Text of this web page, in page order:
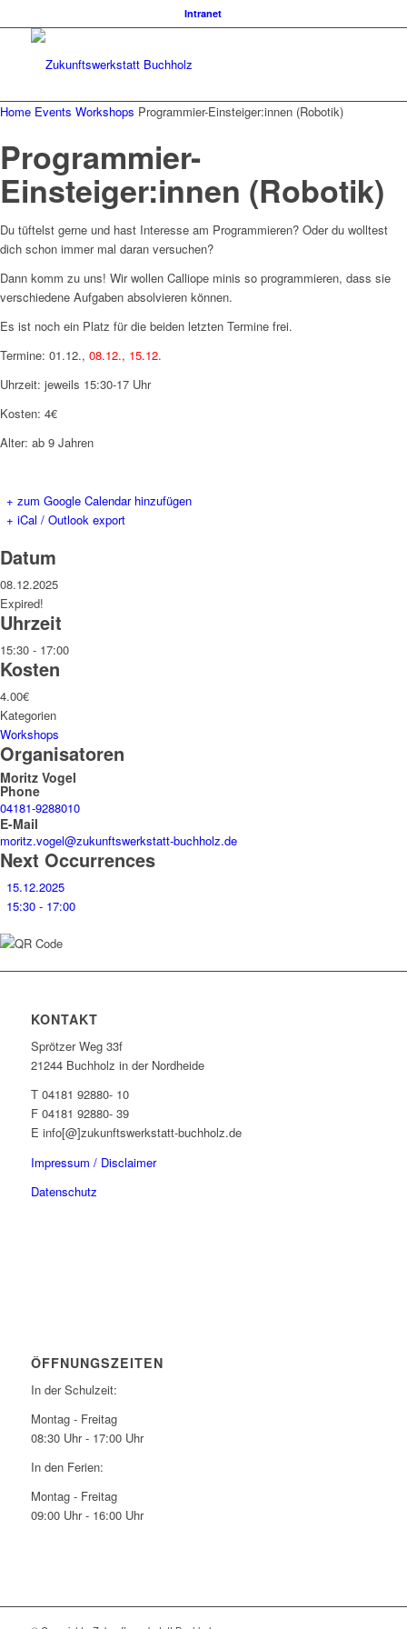
Intranet
Home Events Workshops Programmier-Einsteiger:innen (Robotik)
Programmier-
Einsteiger:innen (Robotik)
Du tüftelst gerne und hast Interesse am Programmieren? Oder du wolltest
dich schon immer mal daran versuchen?
Dann komm zu uns! Wir wollen Calliope minis so programmieren, dass sie
verschiedene Aufgaben absolvieren können.
Es ist noch ein Platz für die beiden letzten Termine frei.
Termine: 01.12., 08.12., 15.12.
Uhrzeit: jeweils 15:30-17 Uhr
Kosten: 4€
Alter: ab 9 Jahren
+ zum Google Calendar hinzufügen
+ iCal / Outlook export
Datum
08.12.2025
Expired!
Uhrzeit
15:30 - 17:00
Kosten
4.00€
Kategorien
Workshops
Organisatoren
Moritz Vogel
Phone
04181-9288010
E-Mail
moritz.vogel@zukunftswerkstatt-buchholz.de
Next Occurrences
15.12.2025
15:30 - 17:00
KONTAKT
Sprötzer Weg 33f
21244 Buchholz in der Nordheide
T 04181 92880- 10
F 04181 92880- 39
E info[@]zukunftswerkstatt-buchholz.de
Impressum / Disclaimer
Datenschutz
ÖFFNUNGSZEITEN
In der Schulzeit:
Montag - Freitag
08:30 Uhr - 17:00 Uhr
In den Ferien:
Montag - Freitag
09:00 Uhr - 16:00 Uhr